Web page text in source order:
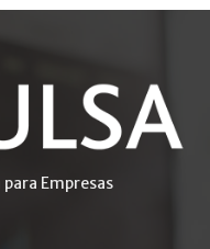
Empresas